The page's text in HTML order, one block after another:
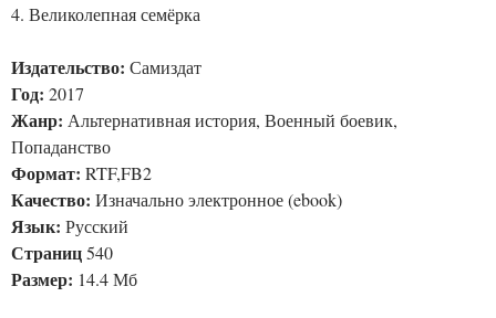
4. Великолепная семёрка
Издательство: Самиздат
Год: 2017
Жанр: Альтернативная история, Военный боевик,
Попаданство
Формат: RTF,FB2
Качество: Изначально электронное (ebook)
Язык: Русский
Страниц540
Размер: 14.4 Мб